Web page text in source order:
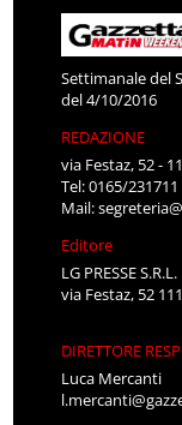
Settimanale del
del 4/10/2016
REDAZIONE
via Festaz, 52 -
Tel: 0165/
Mail:
Editore
LG PRESSE S.R.L.
via Festaz, 52
DIRETTORE
Luca Mercanti